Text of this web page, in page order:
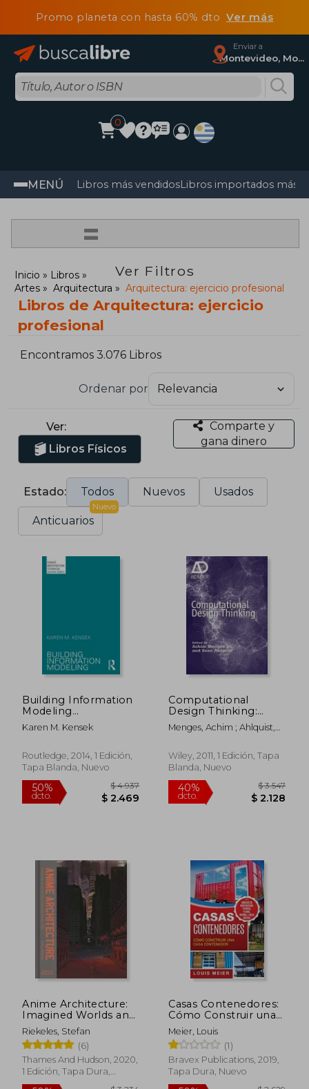
Promo planeta con hasta 60% dtoVer más
Enviar a
Montevideo, Montevideo
0
MENÚ Libros más vendidosLibros importados más
=
Ver Filtros
Inicio
Libros
Artes
Arquitectura Arquitectura: ejercicio profesional
Libros de Arquitectura: ejercicio
profesional
Encontramos 3.076 Libros
Ordenar por
Ver:
Libros Físicos
Comparte y
gana dinero
Estado: Todos Nuevos Usados
Anticuarios
Nuevo
Building Information
Modeling
(Pocketarchitecture)
(en Inglés)
Karen M. Kensek
Routledge, 2014, 1 Edición,
Tapa Blanda, Nuevo
50%
dcto.
Computational
Design Thinking:
Computation Design
Thinking (ad Reader)
Menges, Achim ; Ahlquist,
Wiley, 2011, 1 Edición, Tapa
Blanda, Nuevo
40%
dcto.
Anime Architecture:
Imagined Worlds and
Endless Megacities
(en Inglés)
Riekeles, Stefan
(6)
Thames And Hudson, 2020,
1 Edición, Tapa Dura,
Nuevo
Casas Contenedores:
Cómo Construir una
Casa Contenedor -
Consejos de
Construcción,
Técnicas, Planos,
Diseños, e Ideas
Meier, Louis
(1)
Bravex Publications, 2019,
Tapa Dura, Nuevo